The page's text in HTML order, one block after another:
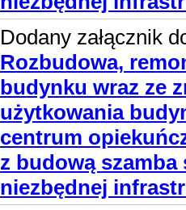
Dodany załącznik
Rozbudowa,
budynku wraz ze
użytkowania
centrum
z budową szamba
niezbędnej